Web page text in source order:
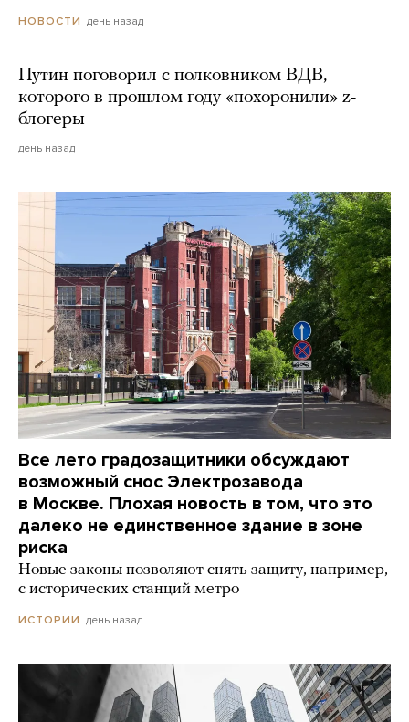
НОВОСТИ день назад
Путин поговорил с полковником ВДВ,
которого в прошлом году «похоронили» z-
блогеры
день назад
Все лето градозащитники обсуждают
возможный снос Электрозавода
в Москве. Плохая новость в том, что это
далеко не единственное здание в зоне
риска
Новые законы позволяют снять защиту, например,
с исторических станций метро
ИСТОРИИ день назад